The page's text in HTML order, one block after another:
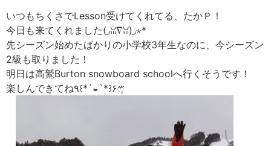
いつもちくさでLesson受けてくれてる、たかＰ！
今日も来てくれました(◞ꈍ∇ꈍ)◞⋆*
先シーズン始めたばかりの小学校3年生なのに、今シーズン
2級も取りました！
明日は高鷲Burton snowboard schoolへ行くそうです！
楽しんできてね٩꒰*´◒`*꒱۶ෆ͙⃛